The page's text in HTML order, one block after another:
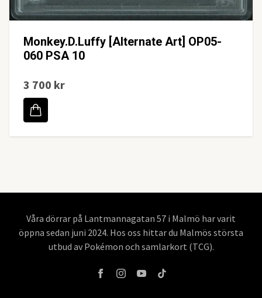
Monkey.D.Luffy [Alternate Art] OP05-
060 PSA 10
3 700 kr
Våra dörrar på Lantmannagatan 57 i Malmö har varit
öppna sedan juni 2024. Hos oss hittar du Malmös största
utbud av Pokémon och samlarkort (TCG).